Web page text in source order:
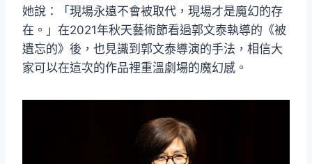
她說：「現場永遠不會被取代，現場才是魔幻的存
在。」在2021年秋天藝術節看過郭文泰執導的《被
遺忘的》後，也見識到郭文泰導演的手法，相信大
家可以在這次的作品裡重溫劇場的魔幻感。